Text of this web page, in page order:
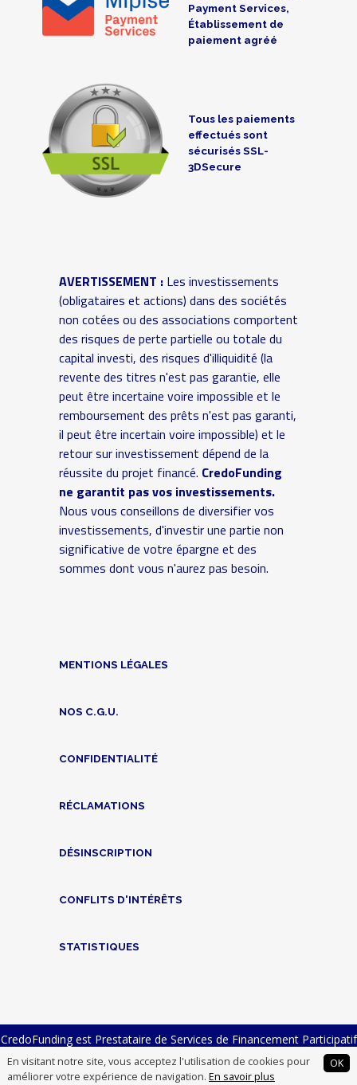
En visitant notre site, vous acceptez l'utilisation de cookies pour
améliorer votre expérience de navigation. En savoir plus
OK
Payment Services,
Établissement de
paiement agréé
Tous les paiements
effectués sont
sécurisés SSL-
3DSecure
AVERTISSEMENT :Les investissements
(obligataires et actions) dans des sociétés
non cotées ou des associations comportent
des risques de perte partielle ou totale du
capital investi, des risques d'illiquidité (la
revente des titres n'est pas garantie, elle
peut être incertaine voire impossible et le
remboursement des prêts n'est pas garanti,
il peut être incertain voire impossible) et le
retour sur investissement dépend de la
réussite du projet financé. CredoFunding
ne garantit pas vos investissements.
Nous vous conseillons de diversifier vos
investissements, d'investir une partie non
significative de votre épargne et des
sommes dont vous n'aurez pas besoin.
MENTIONS LÉGALES
NOS C.G.U.
CONFIDENTIALITÉ
RÉCLAMATIONS
DÉSINSCRIPTION
CONFLITS D'INTÉRÊTS
STATISTIQUES
CredoFunding est Prestataire de Services de Financement Participatif
n° FP-2023-23 et Intermédiaire en Financement Participatif n°
14007012